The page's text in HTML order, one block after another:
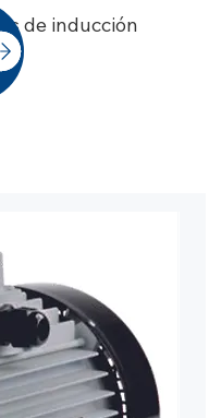
de inducción